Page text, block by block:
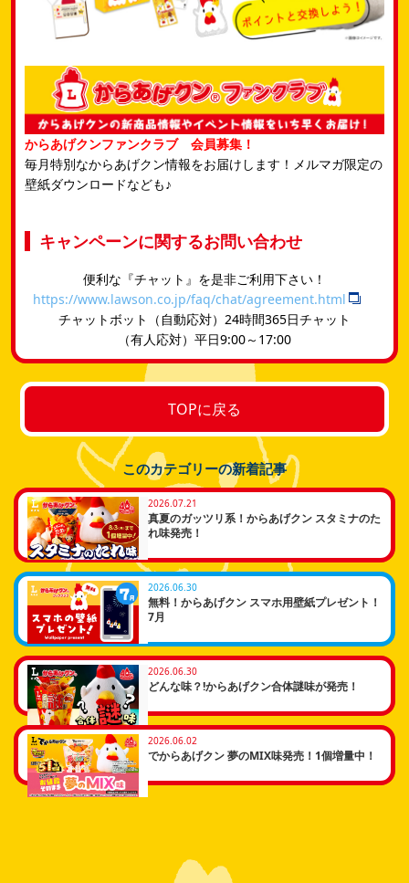
からあげクンファンクラブ 会員募集！
毎月特別なからあげクン情報をお届けします！メルマガ限定の
壁紙ダウンロードなども♪
キャンペーンに関するお問い合わせ
便利な『チャット』を是非ご利用下さい！
https://www.lawson.co.jp/faq/chat/agreement.html
チャットボット（自動応対）24時間365日チャット
​（有人応対）平日9:00～17:00
TOPに戻る
このカテゴリーの新着記事
2026.07.21
真夏のガッツリ系！からあげクン スタミナのた
れ味発売！
2026.06.30
無料！からあげクン スマホ用壁紙プレゼント！
7月
2026.06.30
どんな味？!からあげクン合体謎味が発売！
2026.06.02
でからあげクン 夢のMIX味発売！1個増量中！